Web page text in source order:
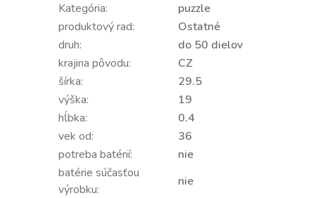
Kategória:
puzzle
produktový rad:
Ostatné
druh:
do 50 dielov
krajina pôvodu:
CZ
šírka:
29.5
výška:
19
hĺbka:
0.4
vek od:
36
potreba batérií:
nie
batérie súčasťou
výrobku:
nie